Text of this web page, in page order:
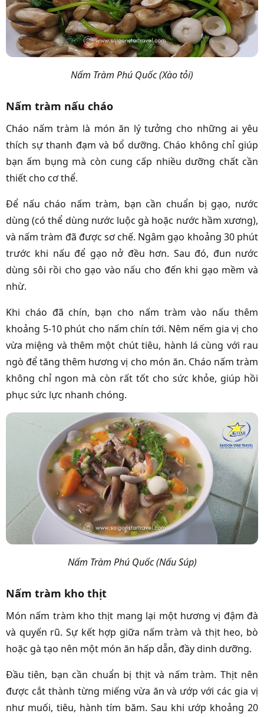
Nấm Tràm Phú Quốc (Xào tỏi)
Nấm tràm nấu cháo
Cháo nấm tràm là món ăn lý tưởng cho những ai yêu
thích sự thanh đạm và bổ dưỡng. Cháo không chỉ giúp
bạn ấm bụng mà còn cung cấp nhiều dưỡng chất cần
thiết cho cơ thể.
Để nấu cháo nấm tràm, bạn cần chuẩn bị gạo, nước
dùng (có thể dùng nước luộc gà hoặc nước hầm xương),
và nấm tràm đã được sơ chế. Ngâm gạo khoảng 30 phút
trước khi nấu để gạo nở đều hơn. Sau đó, đun nước
dùng sôi rồi cho gạo vào nấu cho đến khi gạo mềm và
nhừ.
Khi cháo đã chín, bạn cho nấm tràm vào nấu thêm
khoảng 5-10 phút cho nấm chín tới. Nêm nếm gia vị cho
vừa miệng và thêm một chút tiêu, hành lá cùng với rau
ngò để tăng thêm hương vị cho món ăn. Cháo nấm tràm
không chỉ ngon mà còn rất tốt cho sức khỏe, giúp hồi
phục sức lực nhanh chóng.
Nấm Tràm Phú Quốc (Nấu Súp)
Nấm tràm kho thịt
Món nấm tràm kho thịt mang lại một hương vị đậm đà
và quyến rũ. Sự kết hợp giữa nấm tràm và thịt heo, bò
hoặc gà tạo nên một món ăn hấp dẫn, đầy dinh dưỡng.
Đầu tiên, bạn cần chuẩn bị thịt và nấm tràm. Thịt nên
được cắt thành từng miếng vừa ăn và ướp với các gia vị
như muối, tiêu, hành tím băm. Sau khi ướp khoảng 20